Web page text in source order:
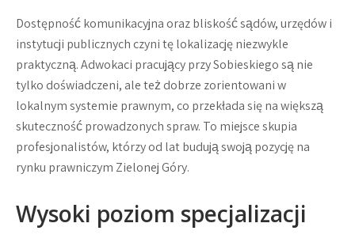
Dostępność komunikacyjna oraz bliskość sądów, urzędów i
instytucji publicznych czyni tę lokalizację niezwykle
praktyczną. Adwokaci pracujący przy Sobieskiego są nie
tylko doświadczeni, ale też dobrze zorientowani w
lokalnym systemie prawnym, co przekłada się na większą
skuteczność prowadzonych spraw. To miejsce skupia
profesjonalistów, którzy od lat budują swoją pozycję na
rynku prawniczym Zielonej Góry.
Wysoki poziom specjalizacji